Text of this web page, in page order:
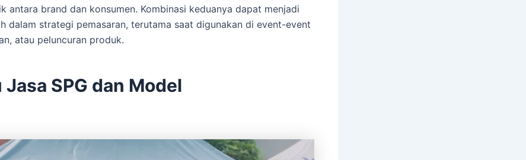
antara brand dan konsumen. Kombinasi keduanya dapat menjadi
dalam strategi pemasaran, terutama saat digunakan di event-event
atau peluncuran produk.
Jasa SPG dan Model